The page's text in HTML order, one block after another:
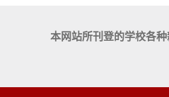
本网站所刊登的学校各